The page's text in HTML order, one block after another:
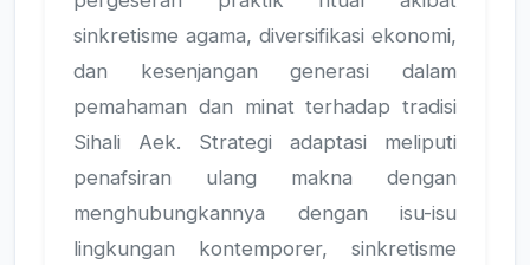
sinkretisme agama, diversifikasi ekonomi,
dan kesenjangan generasi dalam
pemahaman dan minat terhadap tradisi
Sihali Aek. Strategi adaptasi meliputi
penafsiran ulang makna dengan
menghubungkannya dengan isu-isu
lingkungan kontemporer, sinkretisme